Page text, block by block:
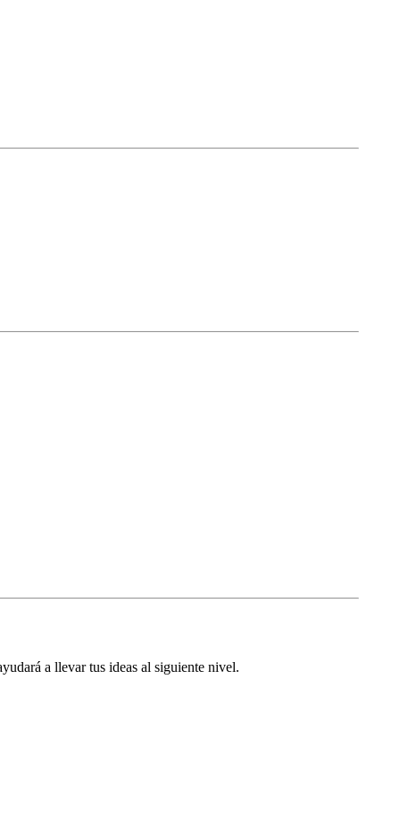
a llevar tus ideas al siguiente nivel.